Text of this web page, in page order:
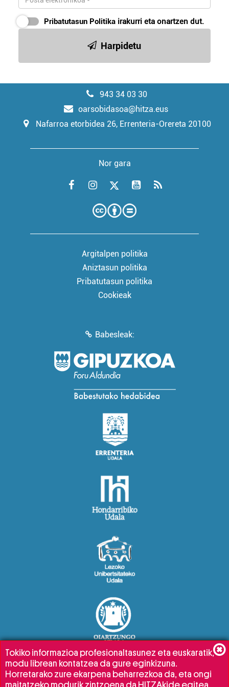
Pribatutasun Politika irakurri eta onartzen dut.
Harpidetu
943 34 03 30
oarsobidasoa@hitza.eus
Nafarroa etorbidea 26, Errenteria-Orereta 20100
Nor gara
Argitalpen politika
Aniztasun politika
Pribatutasun politika
Cookieak
Babesleak:
Tokiko informazioa profesionaltasunez eta euskaratik,
modu librean kontatzea da gure eginkizuna.
Horretarako zure ekarpena beharrezkoa da, eta ongi
maitatzeko modurik zintzoena da HITZAkide egitea.